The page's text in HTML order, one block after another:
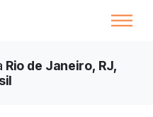
Rio de Janeiro, RJ,